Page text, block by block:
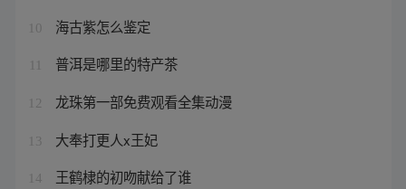
10 海古紫怎么鉴定
普洱是哪里的特产茶
12 龙珠第一部免费观看全集动漫
13 大奉打更人x王妃
14 王鹤棣的初吻献给了谁